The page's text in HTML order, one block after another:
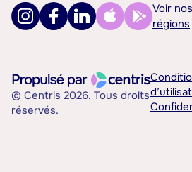
Voir nos
régions
© Centris 2026. Tous droits
réservés.